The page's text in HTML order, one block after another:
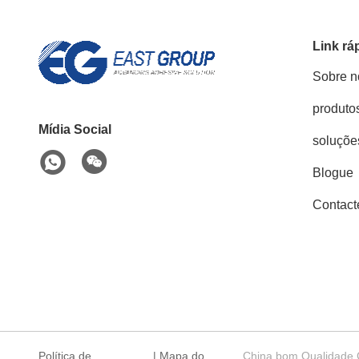
Mídia Social
Link
Sobre
Blogue
Política de | Mapa do China bom Qualidade